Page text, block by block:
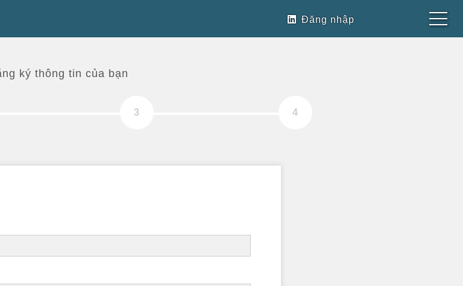
Đăng nhập
ký thông tin của bạn